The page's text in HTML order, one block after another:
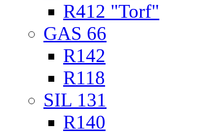
R412 "Torf"
GAS 66
R142
R118
SIL 131
R140